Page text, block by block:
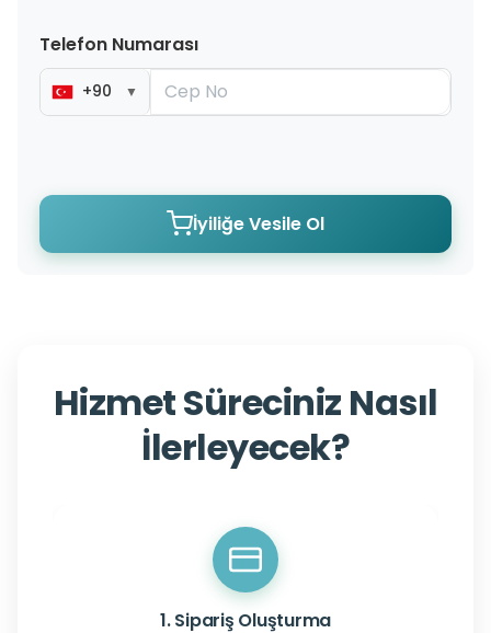
Telefon Numarası
+90 ▼
İyiliğe Vesile Ol
Hizmet Süreciniz Nasıl
İlerleyecek?
1. Sipariş Oluşturma